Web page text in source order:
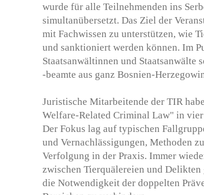
wurde für alle Teilnehmenden ins
simultanübersetzt. Das Ziel der
mit Fachwissen zu unterstützen, wie
und sanktioniert werden können. Im
Staatsanwältinnen und Staatsanwälte
-beamte aus ganz Bosnien-
Juristische Mitarbeitende der TIR
Welfare-Related Criminal Law" in
Der Fokus lag auf typischen
und Vernachlässigungen, Methoden
Verfolgung in der Praxis. Immer
zwischen Tierquälereien und
die Notwendigkeit der doppelten